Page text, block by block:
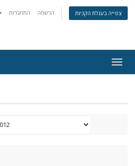
התחברות הרשמה צפייה בעגלת הקניות